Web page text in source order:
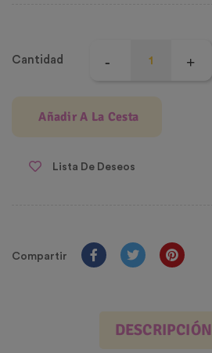
Cantidad
Añadir A La Cesta
Lista De Deseos
Compartir
DESCRIPCIÓN